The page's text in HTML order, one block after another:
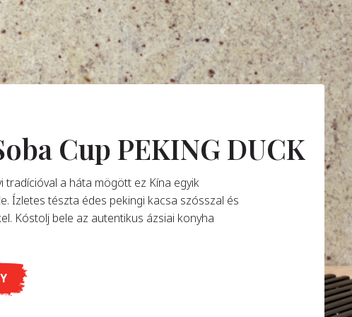
Cup PEKING DUCK
tradícióval a háta mögött ez Kína egyik
Ízletes tészta édes pekingi kacsa szósszal és
Kóstolj bele az autentikus ázsiai konyha